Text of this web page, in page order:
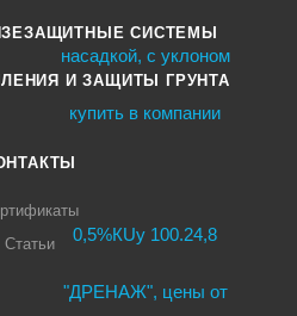
СИСТЕМЫ
И ЗАЩИТЫ ГРУНТА
Статьи